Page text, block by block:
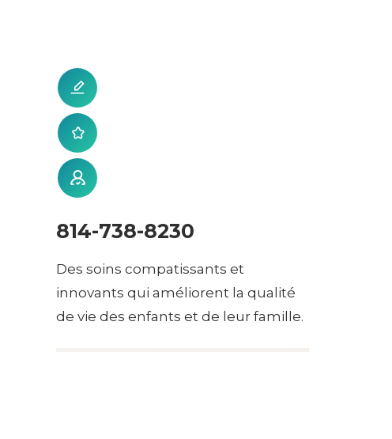
814-738-8230
Des soins compatissants et
innovants qui améliorent la qualité
de vie des enfants et de leur famille.